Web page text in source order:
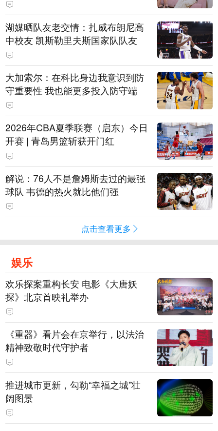
湖媒晒队友老交情：扎威布朗尼高
中校友 凯斯勒里夫斯国家队队友
大加索尔：在科比身边我意识到防
守重要性 我也能更多投入防守端
2026年CBA夏季联赛（启东）今日
开赛 | 青岛男篮斩获开门红
解说：76人不是詹姆斯去过的最强
球队 韦德的热火就比他们强
点击查看更多
娱乐
欢乐探案重构长安 电影《大唐妖
探》北京首映礼举办
《重器》看片会在京举行，以法治
精神致敬时代守护者
推进城市更新，勾勒“幸福之城”壮
阔图景